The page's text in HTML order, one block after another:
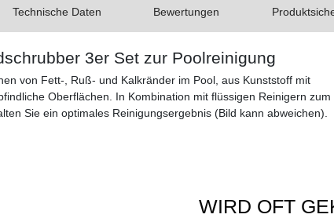
Technische Daten Bewertungen
3er Set zur Poolreinigung
von Fett-, Ruß- und Kalkränder im Pool, aus Kunststoff mit
Oberflächen. In Kombination mit flüssigen Reinigern zum
Sie ein optimales Reinigungsergebnis (Bild kann abweichen).
WIRD OFT